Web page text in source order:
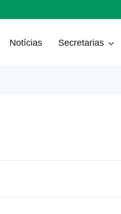
Notícias Secretarias